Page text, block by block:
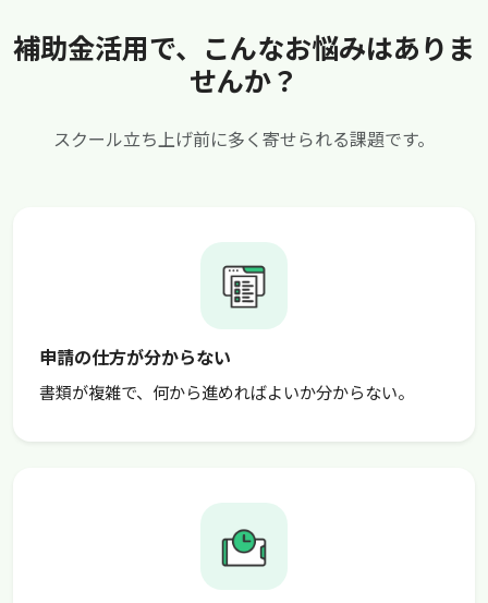
補助金活用で、こんなお悩みはありま
せんか？
スクール立ち上げ前に多く寄せられる課題です。
申請の仕方が分からない
書類が複雑で、何から進めればよいか分からない。